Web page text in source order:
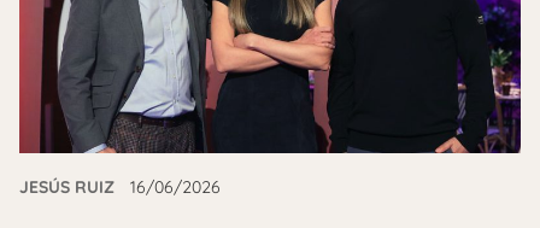
JESÚS RUIZ 16/06/2026